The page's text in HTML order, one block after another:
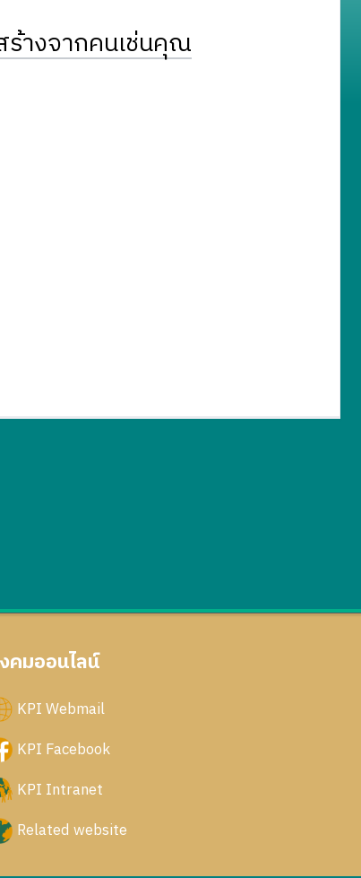
ร้างจากคนเช่นคุณ
คมออนไลน์
KPI Webmail
KPI Facebook
KPI Intranet
Related website